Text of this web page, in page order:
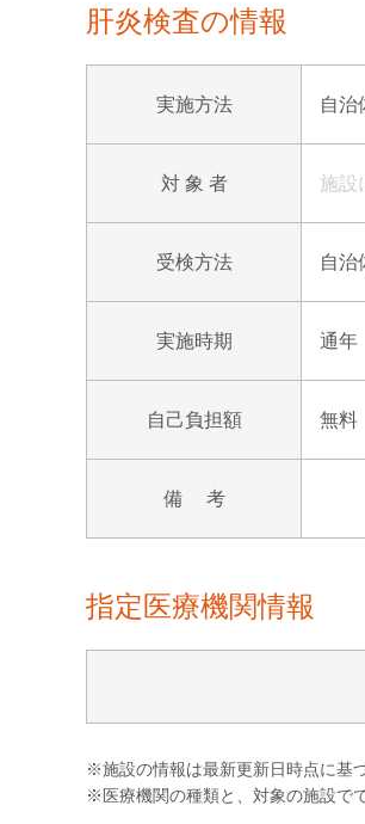
肝炎検査の情報
実施方法 自治
対 象 者 施設
受検方法 自治
実施時期 通年
自己負担額 無料
備 考
指定医療機関情報
※施設の情報は最新更新日時点に基
※医療機関の種類と、対象の施設で